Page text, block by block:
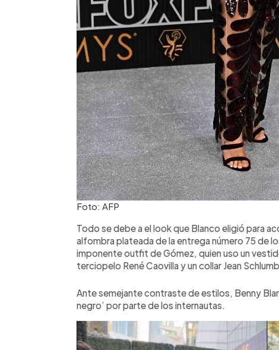
Foto: AFP
Todo se debe a el look que Blanco eligió para
alfombra plateada de la entrega número 75 de
imponente outfit de Gómez, quien uso un
terciopelo René Caovilla y un collar Jean
Ante semejante contraste de estilos, Benny
negro’ por parte de los internautas.